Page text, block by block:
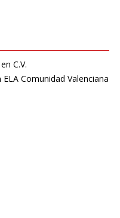
C.V.
Comunidad Valenciana